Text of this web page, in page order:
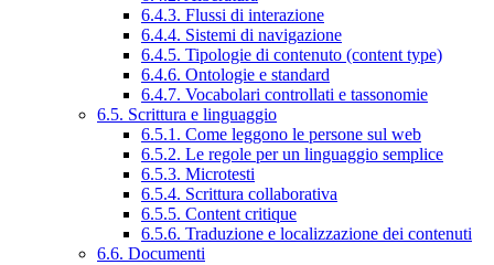
6.4.3. Flussi di interazione
6.4.4. Sistemi di navigazione
6.4.5. Tipologie di contenuto (content type)
6.4.6. Ontologie e standard
6.4.7. Vocabolari controllati e tassonomie
6.5. Scrittura e linguaggio
6.5.1. Come leggono le persone sul web
6.5.2. Le regole per un linguaggio semplice
6.5.3. Microtesti
6.5.4. Scrittura collaborativa
6.5.5. Content critique
6.5.6. Traduzione e localizzazione dei contenuti
6.6. Documenti